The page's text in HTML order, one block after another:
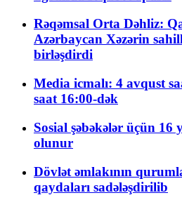
Rəqəmsal Orta Dəhliz:
Azərbaycan Xəzərin
birləşdirdi
Media icmalı: 4 avqust
saat 16:00-dək
Sosial şəbəkələr üçün 16
olunur
Dövlət əmlakının
qaydaları sadələşdirilib